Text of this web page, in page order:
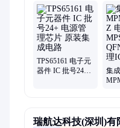
贴片电容电阻、滤波器 振
TPS65161 电子元
器件 IC 批号24+
集
瑞航达科技(深圳)有